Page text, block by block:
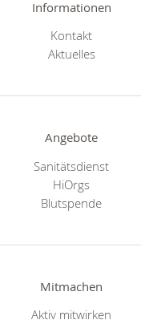
Informationen
Kontakt
Aktuelles
Angebote
Sanitätsdienst
HiOrgs
Blutspende
Mitmachen
Aktiv mitwirken